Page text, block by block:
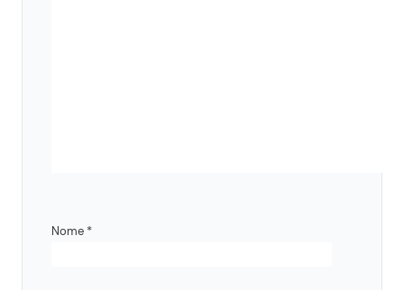
Nome *